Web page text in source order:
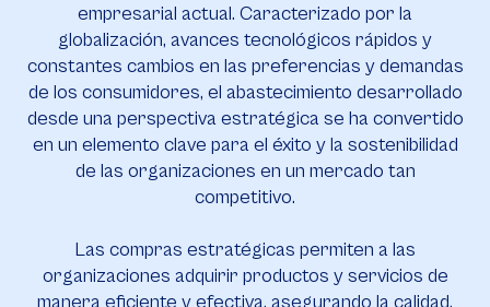
empresarial actual. Caracterizado por la
globalización, avances tecnológicos rápidos y
constantes cambios en las preferencias y demandas
de los consumidores, el abastecimiento desarrollado
desde una perspectiva estratégica se ha convertido
en un elemento clave para el éxito y la sostenibilidad
de las organizaciones en un mercado tan
competitivo.
Las compras estratégicas permiten a las
organizaciones adquirir productos y servicios de
manera eficiente y efectiva, asegurando la calidad,